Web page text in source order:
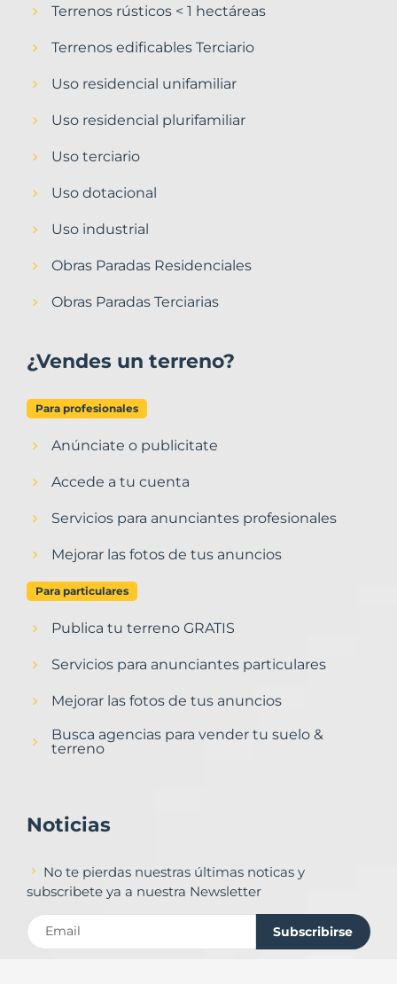
Terrenos rústicos < 1 hectáreas
Terrenos edificables Terciario
Uso residencial unifamiliar
Uso residencial plurifamiliar
Uso terciario
Uso dotacional
Uso industrial
Obras Paradas Residenciales
Obras Paradas Terciarias
¿Vendes un terreno?
Para profesionales
Anúnciate o publicitate
Accede a tu cuenta
Servicios para anunciantes profesionales
Mejorar las fotos de tus anuncios
Para particulares
Publica tu terreno GRATIS
Servicios para anunciantes particulares
Mejorar las fotos de tus anuncios
Busca agencias para vender tu suelo &
terreno
Noticias
No te pierdas nuestras últimas noticas y
subscribete ya a nuestra Newsletter
Subscribirse